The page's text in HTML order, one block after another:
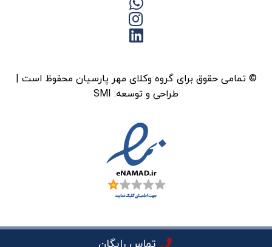
© تمامی حقوق برای گروه وکلای مهر پارسیان محفوظ است |
طراحی و توسعه: SMI